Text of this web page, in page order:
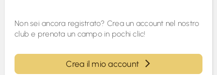
Non sei ancora registrato? Crea un account nel nostro
club e prenota un campo in pochi clic!
Crea il mio account